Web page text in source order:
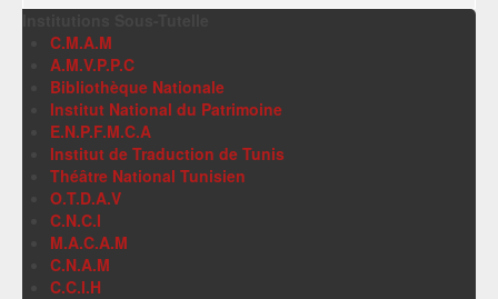
C.M.A.M
A.M.V.P.P.C
Bibliothèque Nationale
Institut National du Patrimoine
E.N.P.F.M.C.A
Institut de Traduction de Tunis
Théâtre National Tunisien
O.T.D.A.V
C.N.C.I
M.A.C.A.M
C.N.A.M
C.C.I.H